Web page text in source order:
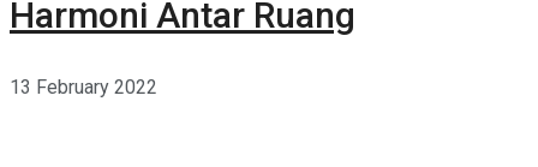
Harmoni Antar Ruang
13 February 2022